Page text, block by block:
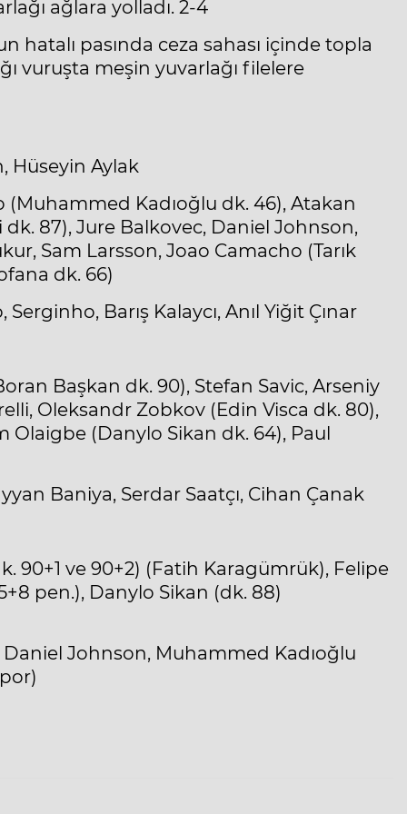
ağlara yolladı. 2-4
hatalı pasında ceza sahası içinde topla
vuruşta meşin yuvarlağı filelere
Hüseyin Aylak
Kadıoğlu dk. 46), Atakan
87), Jure Balkovec, Daniel Johnson,
Sam Larsson, Joao Camacho (Tarık
dk. 66)
Barış Kalaycı, Anıl Yiğit Çınar
Başkan dk. 90), Stefan Savic, Arseniy
Oleksandr Zobkov (Edin Visca dk. 80),
(Danylo Sikan dk. 64), Paul
Baniya, Serdar Saatçı, Cihan Çanak
90+1 ve 90+2) (Fatih Karagümrük), Felipe
pen.), Danylo Sikan (dk. 88)
Daniel Johnson, Muhammed Kadıoğlu